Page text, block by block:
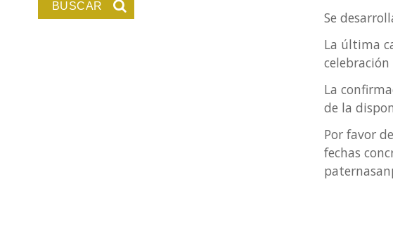
Se
La última
La
de la
Por favor
fechas